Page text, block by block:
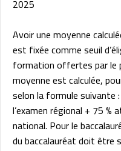
2025
Avoir une moyenne
est fixée comme seuil
formation offertes par le
moyenne est calculée,
selon la formule suivante
l’examen régional + 75 %
national. Pour le
du baccalauréat doit être